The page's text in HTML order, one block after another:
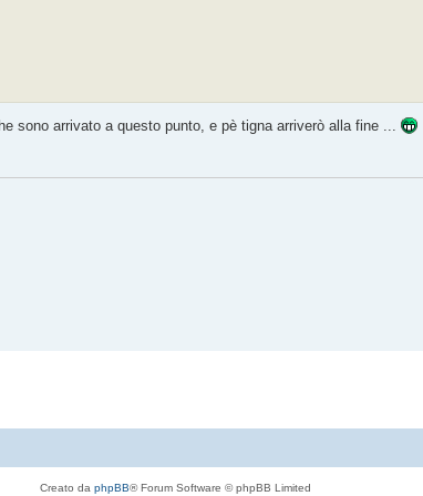
sono arrivato a questo punto, e pè tigna arriverò alla fine ...
Creato da phpBB® Forum Software © phpBB Limited